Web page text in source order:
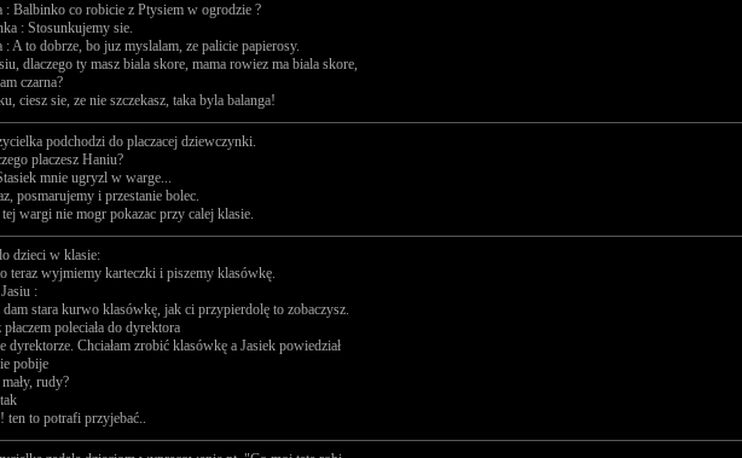
: Balbinko co robicie z Ptysiem w ogrodzie ?
: Stosunkujemy sie.
: A to dobrze, bo juz myslalam, ze palicie papierosy.
dlaczego ty masz biala skore, mama rowiez ma biala skore,
czarna?
ciesz sie, ze nie szczekasz, taka byla balanga!
podchodzi do placzacej dziewczynki.
placzesz Haniu?
mnie ugryzl w warge...
posmarujemy i przestanie bolec.
wargi nie mogr pokazac przy calej klasie.
dzieci w klasie:
teraz wyjmiemy karteczki i piszemy klasówkę.
:
dam stara kurwo klasówkę, jak ci przypierdolę to zobaczysz.
płaczem poleciała do dyrektora
dyrektorze. Chciałam zrobić klasówkę a Jasiek powiedział
pobije
rudy?
ten to potrafi przyjebać..